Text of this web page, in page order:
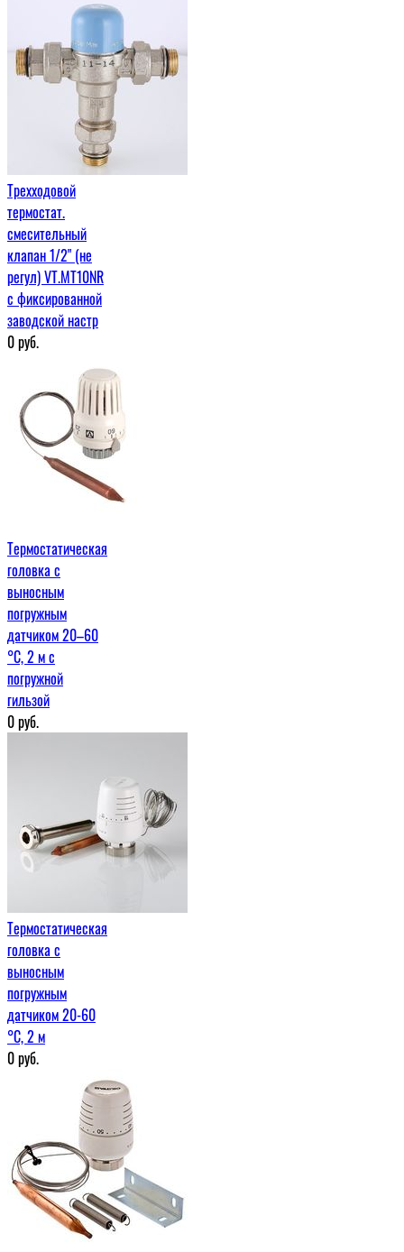
Трехходовой
термостат.
смесительный
клапан 1/2" (не
регул) VT.MT10NR
с фиксированной
заводской настр
0руб.
Термостатическая
головка с
выносным
погружным
датчиком 20–60
°С, 2 м c
погружной
гильзой
0руб.
Термостатическая
головка с
выносным
погружным
датчиком 20-60
°С, 2 м
0руб.